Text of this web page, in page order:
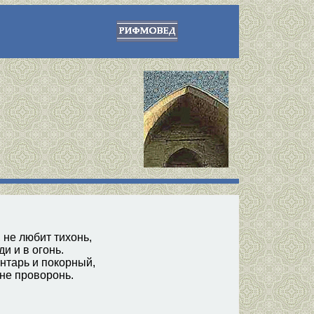
любит тихонь,
и в огонь.
и покорный,
проворонь.